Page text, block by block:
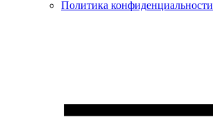
Политика конфиденциальности